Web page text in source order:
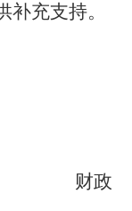
充支持。
财政